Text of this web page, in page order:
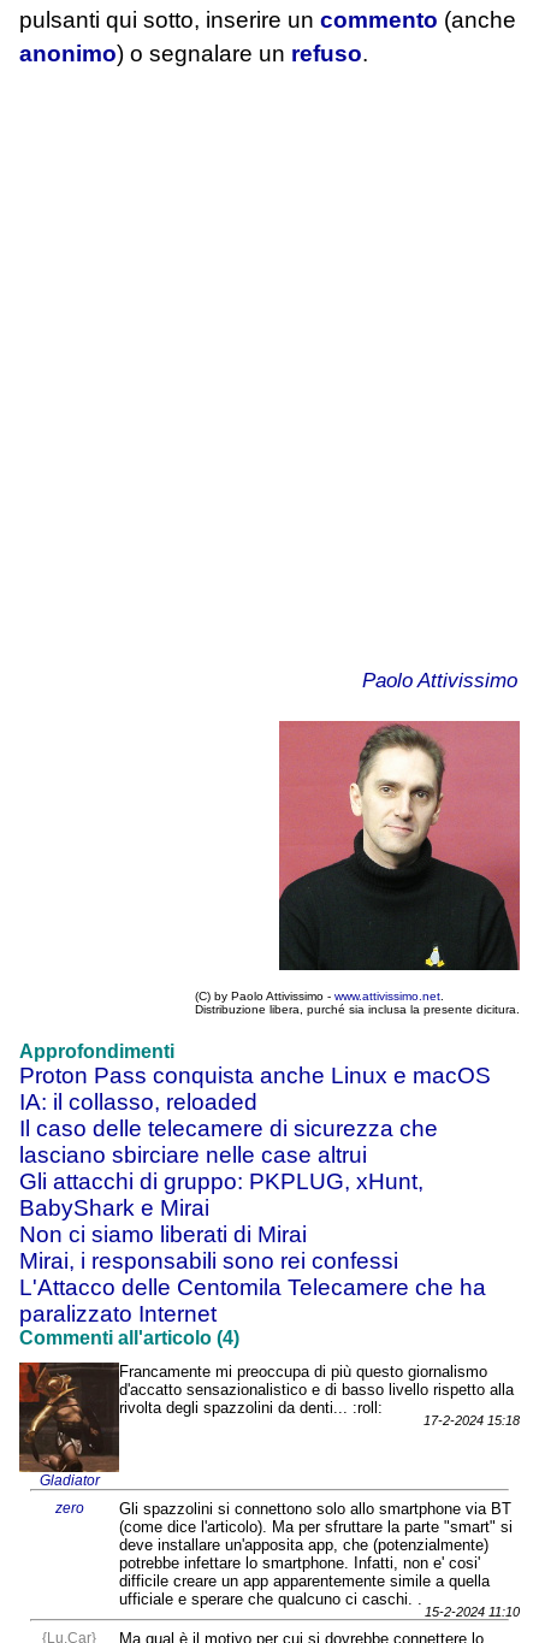
pulsanti qui sotto, inserire un commento (anche
anonimo) o segnalare un refuso.
Paolo Attivissimo
(C) by Paolo Attivissimo - www.attivissimo.net
Distribuzione libera, purché sia inclusa la presente dicitura.
Approfondimenti
Proton Pass conquista anche Linux e macOS
IA: il collasso, reloaded
Il caso delle telecamere di sicurezza che
lasciano sbirciare nelle case altrui
Gli attacchi di gruppo: PKPLUG, xHunt,
BabyShark e Mirai
Non ci siamo liberati di Mirai
Mirai, i responsabili sono rei confessi
L'Attacco delle Centomila Telecamere che ha
paralizzato Internet
Commenti all'articolo (4)
Gladiator
Francamente mi preoccupa di più questo giornalismo
d'accatto sensazionalistico e di basso livello rispetto alla
rivolta degli spazzolini da denti... :roll:
17-2-2024 15:18
zero
Gli spazzolini si connettono solo allo smartphone via BT
(come dice l'articolo). Ma per sfruttare la parte "smart" si
deve installare un'apposita app, che (potenzialmente)
potrebbe infettare lo smartphone. Infatti, non e' cosi'
difficile creare un app apparentemente simile a quella
ufficiale e sperare che qualcuno ci caschi. .
15-2-2024 11:10
{Lu.Car} Ma qual è il motivo per cui si dovrebbe connettere lo